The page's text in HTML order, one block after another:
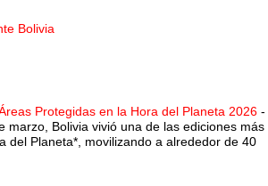
Bolivia
Protegidas en la Hora del Planeta 2026 -
marzo, Bolivia vivió una de las ediciones más
del Planeta*, movilizando a alrededor de 40